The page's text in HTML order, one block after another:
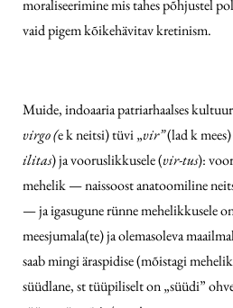
moraliseerimine mis tahes põhjustel
vaid pigem kõikehävitav kretinism.
Muide, indoaaria patriarhaalses
virgo (e k neitsi) tüvi „vir”(lad k
ilitas) ja vooruslikkusele (vir-tus):
mehelik — naissoost anatoomiline
— ja igasugune rünne mehelikkusele
meesjumala(te) ja olemasoleva
saab mingi äraspidise (mõistagi
süüdlane, st tüüpiliselt on „süüdi”